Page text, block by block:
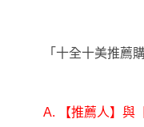
「十全十美推薦
A. 【推薦人】與